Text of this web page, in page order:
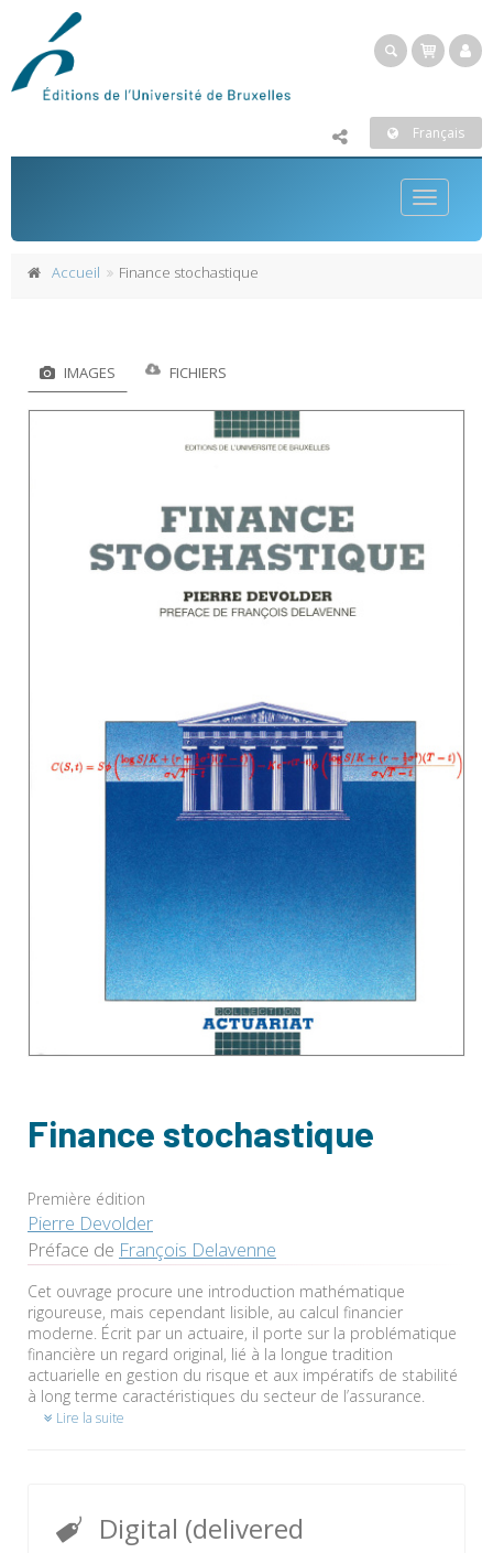
Français
Toggle
Accueil Finance stochastique
IMAGES FICHIERS
Finance stochastique
Première édition
Pierre Devolder
Préface de François Delavenne
Cet ouvrage procure une introduction mathématique
rigoureuse, mais cependant lisible, au calcul financier
moderne. Écrit par un actuaire, il porte sur la problématique
financière un regard original, lié à la longue tradition
actuarielle en gestion du risque et aux impératifs de stabilité
à long terme caractéristiques du secteur de l’assurance.
Lire la suite
Digital (delivered